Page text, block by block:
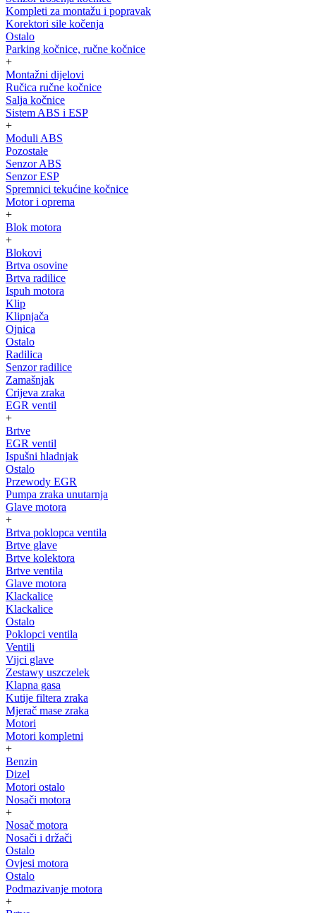
Kompleti za montažu i popravak
Korektori sile kočenja
Ostalo
Parking kočnice, ručne kočnice
+
Montažni dijelovi
Ručica ručne kočnice
Salja kočnice
Sistem ABS i ESP
+
Moduli ABS
Pozostałe
Senzor ABS
Senzor ESP
Spremnici tekućine kočnice
Motor i oprema
+
Blok motora
+
Blokovi
Brtva osovine
Brtva radilice
Ispuh motora
Klip
Klipnjača
Ojnica
Ostalo
Radilica
Senzor radilice
Zamašnjak
Crijeva zraka
EGR ventil
+
Brtve
EGR ventil
Ispušni hladnjak
Ostalo
Przewody EGR
Pumpa zraka unutarnja
Glave motora
+
Brtva poklopca ventila
Brtve glave
Brtve kolektora
Brtve ventila
Glave motora
Klackalice
Klackalice
Ostalo
Poklopci ventila
Ventili
Vijci glave
Zestawy uszczelek
Klapna gasa
Kutije filtera zraka
Mjerač mase zraka
Motori
Motori kompletni
+
Benzin
Dizel
Motori ostalo
Nosači motora
+
Nosač motora
Nosači i držači
Ostalo
Ovjesi motora
Ostalo
Podmazivanje motora
+